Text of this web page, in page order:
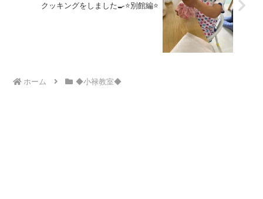
クッキングをしました🍳⭐別館編⭐
ホーム ◆小禄教室◆